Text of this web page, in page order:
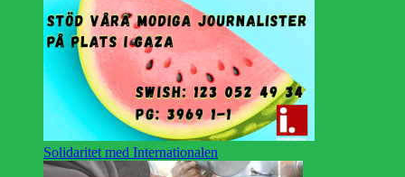
Solidaritet med Internationalen